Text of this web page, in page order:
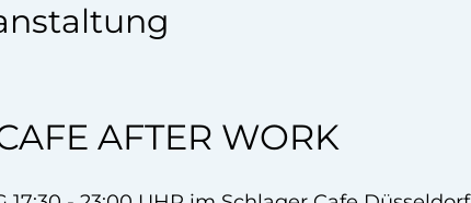
AFTER WORK